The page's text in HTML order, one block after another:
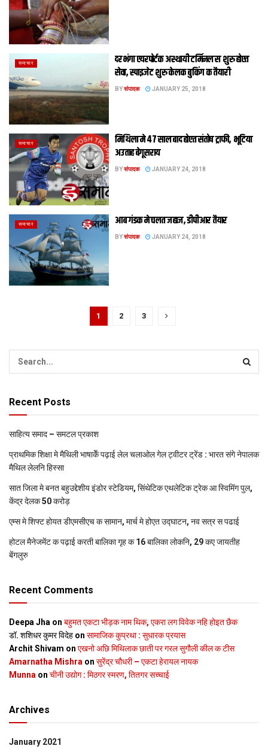
समाचार
दरभंगा एयरपोर्टक अस्थायी टर्मिनल स शुरु होएत
सेवा, स्पाइजेट शुरु केलक बुकिंग क तैयारी
BYसंपादक JANUARY 25, 2018
समाचार
मिथिला मे 47 साल बाद होएत संतोष ट्राफी, भूटिया
अउताह बेगूसराय
BYसंपादक JANUARY 24, 2018
समाचार आब गंडक मे चलत जहाज, डीपीआर तैयार
BYसंपादक JANUARY 24, 2018
1 2 3
Recent Posts
साहित्य समाद – समटल प्रकाश
प्राथमिक शि‍क्षा मे मैथि‍ली भाषाकेँ पढ़ाई लेल चलाओल गेल ट्वीटर ट्रेंड : भारत संगे नेपालक
मैथिल लेलनि हिस्सा
सात जिला मे बनत बहुउद्देशीय इंडोर स्‍टेडि‍यम, सिंथेटिक एथलेटिक ट्रेक आ स्विमिंग पुल,
केंद्र देलक 50 करोड़
एम्स मे शिफ्ट होयत डीएमसीएच क सामान, मार्च मे होएत उद्घाटन, नव सत्र स पढाई
होटल मैनेजमेंट क पढ़ाई करती बालिका गृह क 16 बालिका लोकनि, 29 कए जायतीह
बेंगलुरु
Recent Comments
Deepa Jha on बहुमत एकटा भीड़क नाम थिक, एकरा लग विवेक नहि होइत छैक
डॉ. शशिधर कुमर विदेह on सामाजिक कुप्रथा : सुधारक प्रयास
Archit Shivam on एखनो अछि मिथिलाक छाती पर गरल सुगौली कील क टीस
Amarnatha Mishra on सुरेंद्र चौधरी – एकटा हेरायल नायक
Munna on चीनी उद्योग : मिठगर स्‍मरण, तितगर सच्‍चाई
Archives
January 2021